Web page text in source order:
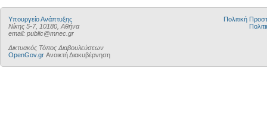
Υπουργείο Ανάπτυξης
Νίκης 5-7, 10180, Αθήνα
email: public@mnec.gr
Δικτυακός Τόπος Διαβουλεύσεων
OpenGov.gr Ανοικτή Διακυβέρνηση
Πολιτική